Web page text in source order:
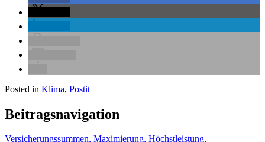
Posted in Klima, Postit
Beitragsnavigation
Versicherungssummen, Maximierung, Höchstleistung,